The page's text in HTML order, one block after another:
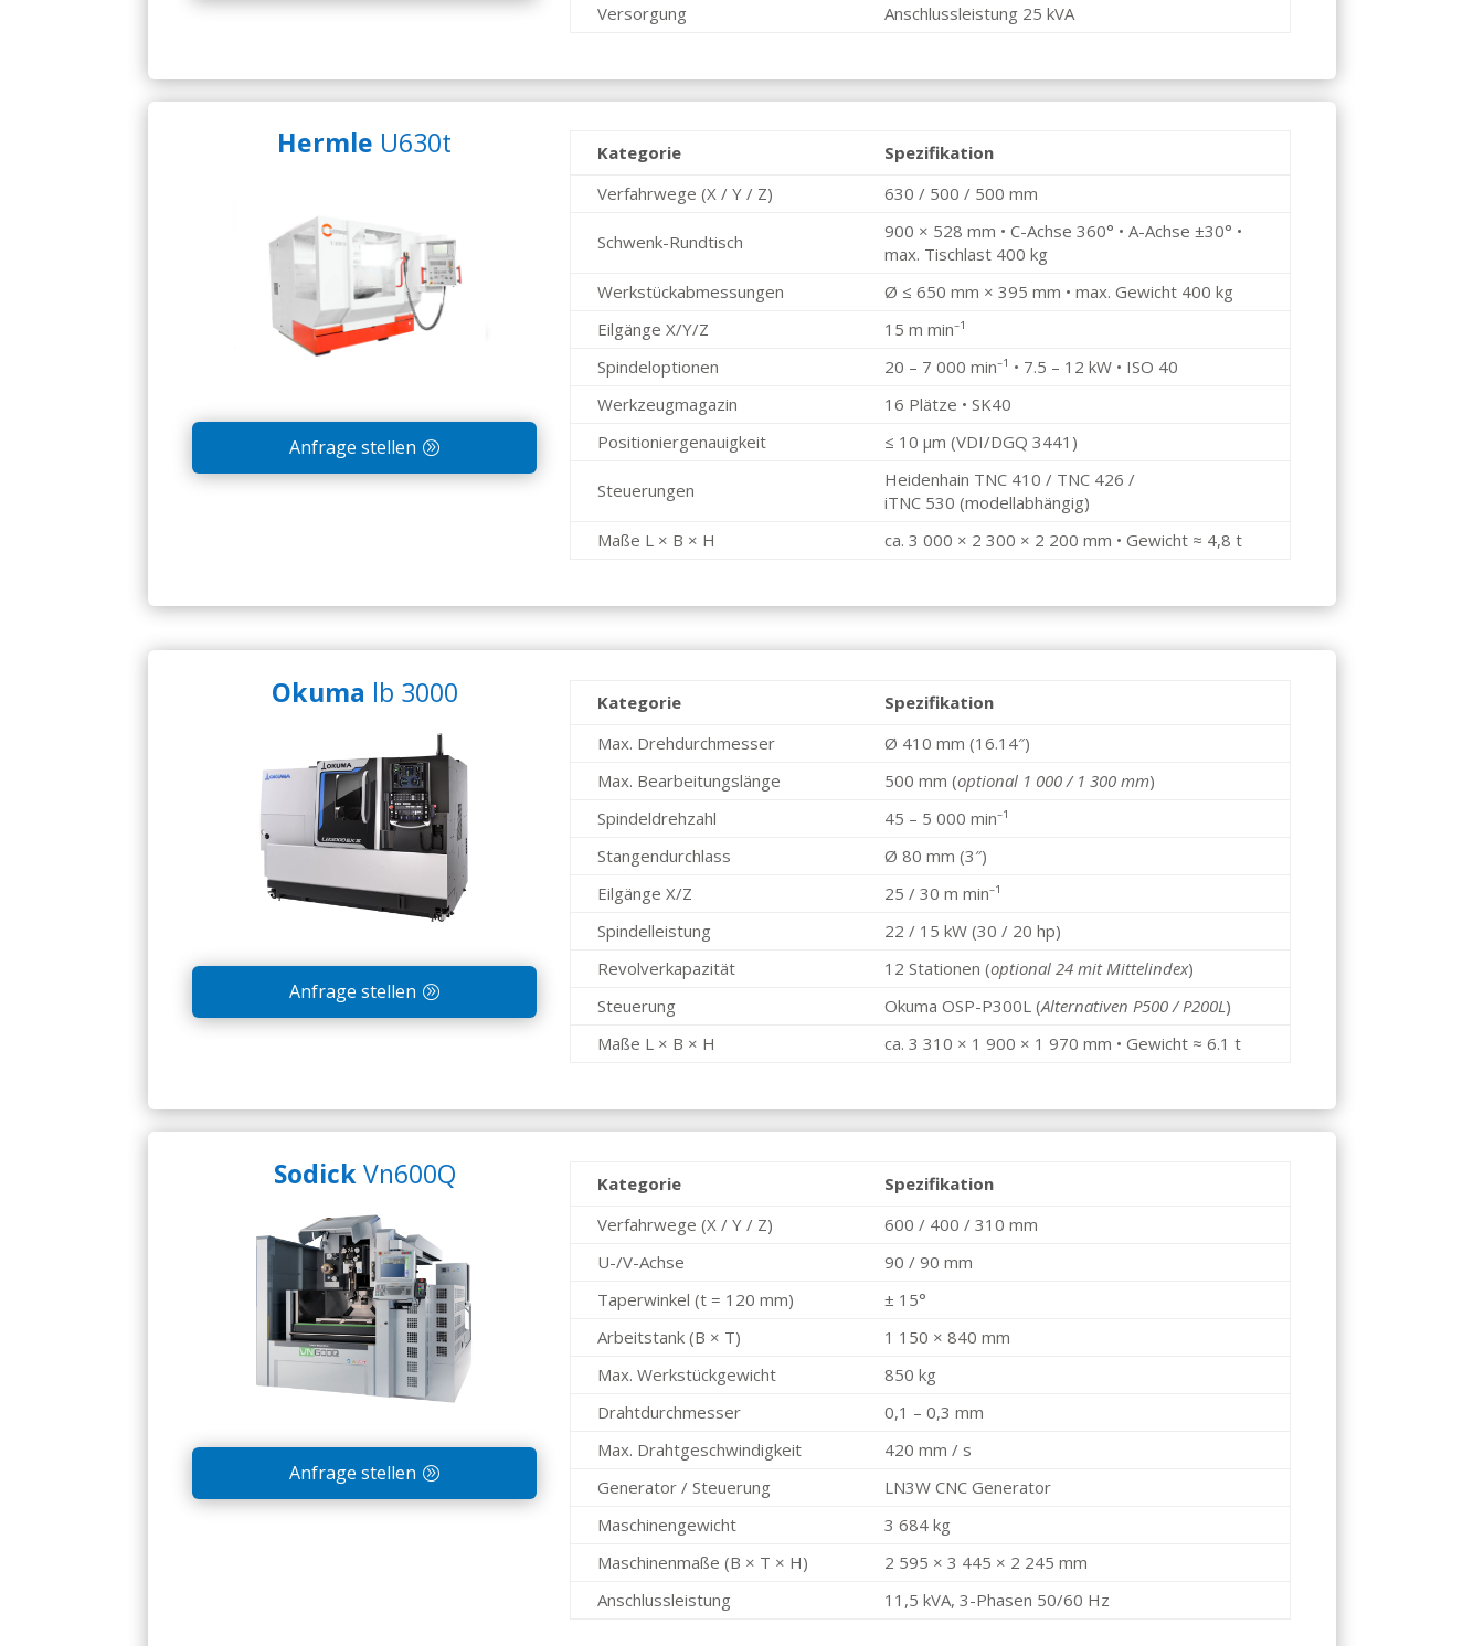
Versorgung Anschlussleistung 25 kVA
Hermle U630t
Anfrage stellen
Kategorie
Spezifikation
Verfahrwege (X / Y / Z)
630 / 500 / 500 mm
Schwenk-Rundtisch
900 × 528 mm • C-Achse 360° • A-Achse ±30° •
max. Tischlast 400 kg
Werkstück­abmessungen
Ø ≤ 650 mm × 395 mm • max. Gewicht 400 kg
Eilgänge X/Y/Z
15 m min⁻¹
Spindel­optionen
20 – 7 000 min⁻¹ • 7.5 – 12 kW • ISO 40
Werkzeug­magazin
16 Plätze • SK40
Positionier­genauigkeit
≤ 10 µm (VDI/DGQ 3441)
Steuerungen
Heidenhain TNC 410 / TNC 426 /
iTNC 530 (modellabhängig)
Maße L × B × H
ca. 3 000 × 2 300 × 2 200 mm • Gewicht ≈ 4,8 t
Okuma lb 3000
Anfrage stellen
Kategorie
Spezifikation
Max. Drehdurchmesser
Ø 410 mm (16.14″)
Max. Bearbeitungslänge
500 mm (optional 1 000 / 1 300 mm)
Spindeldrehzahl
45 – 5 000 min⁻¹
Stangendurchlass
Ø 80 mm (3″)
Eilgänge X/Z
25 / 30 m min⁻¹
Spindelleistung
22 / 15 kW (30 / 20 hp)
Revolverkapazität
12 Stationen (optional 24 mit Mittel­index)
Steuerung
Okuma OSP-P300L (Alternativen P500 / P200L)
Maße L × B × H
ca. 3 310 × 1 900 × 1 970 mm • Gewicht ≈ 6.1 t
SodickVn600Q
Anfrage stellen
Kategorie
Spezifikation
Verfahrwege (X / Y / Z)
600 / 400 / 310 mm
U-/V-Achse
90 / 90 mm
Taperwinkel (t = 120 mm)
± 15°
Arbeitstank (B × T)
1 150 × 840 mm
Max. Werkstückgewicht
850 kg
Drahtdurchmesser
0,1 – 0,3 mm
Max. Drahtgeschwindigkeit
420 mm / s
Generator / Steuerung
LN3W CNC Generator
Maschinengewicht
3 684 kg
Maschinenmaße (B × T × H)
2 595 × 3 445 × 2 245 mm
Anschlussleistung
11,5 kVA, 3-Phasen 50/60 Hz